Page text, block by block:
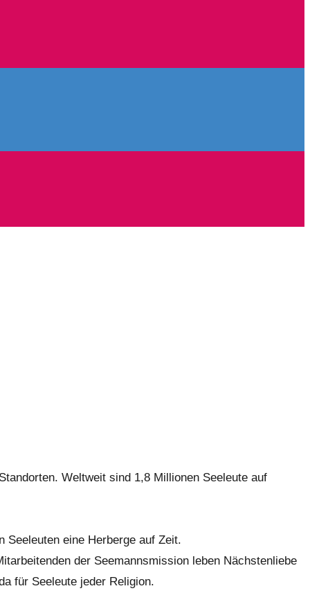
Weltweit sind 1,8 Millionen Seeleute auf
Seeleuten eine Herberge auf Zeit.
der Seemannsmission leben Nächstenliebe
für Seeleute jeder Religion.